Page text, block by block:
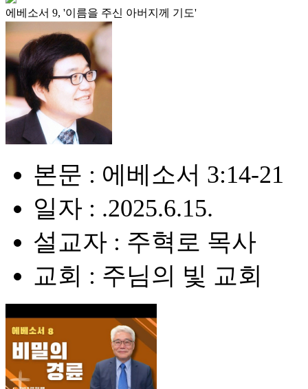
에베소서 9, '이름을 주신 아버지께 기도'
본문 : 에베소서 3:14-21
일자 : .2025.6.15.
설교자 : 주혁로 목사
교회 : 주님의 빛 교회